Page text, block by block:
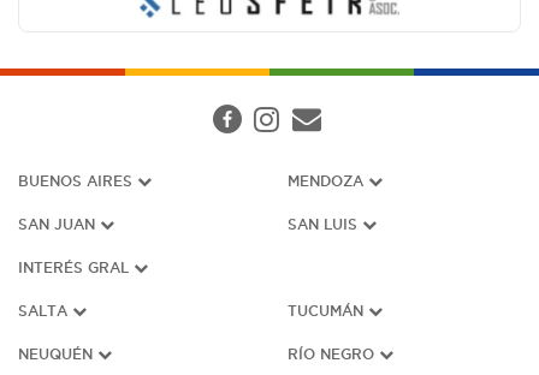
BUENOS AIRES MENDOZA
SAN JUAN SAN LUIS
INTERÉS GRAL
SALTA TUCUMÁN
NEUQUÉN RÍO NEGRO